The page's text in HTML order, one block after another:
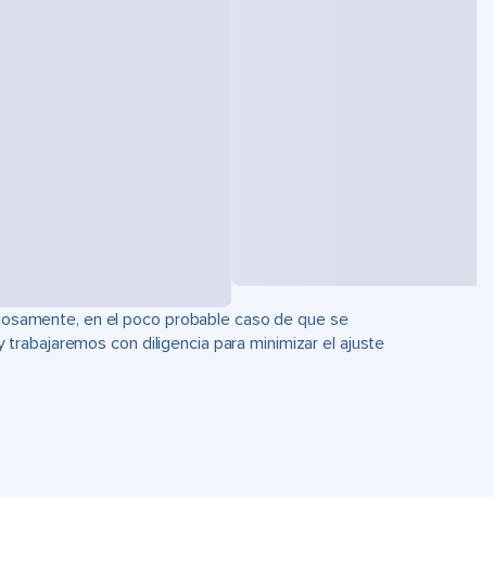
en el poco probable caso de que se
con diligencia para minimizar el ajuste